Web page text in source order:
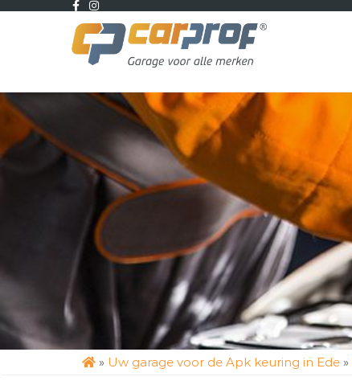
» Uw garage voor de Apk keuring in Ede »